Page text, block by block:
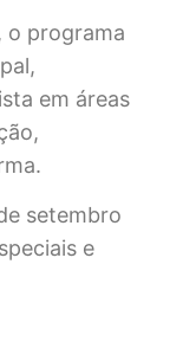
o programa
em áreas
setembro
e